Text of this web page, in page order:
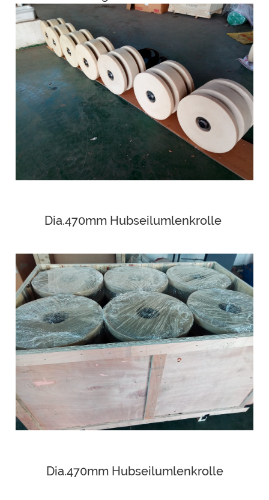
Dia.470mm Hubseilumlenkrolle
Dia.470mm Hubseilumlenkrolle